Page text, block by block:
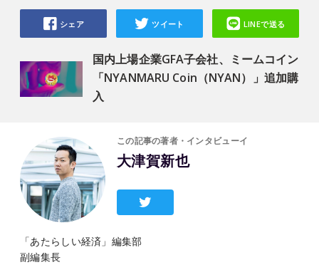
国内上場企業GFA子会社、ミームコイン
「NYANMARU Coin（NYAN）」追加購
入
シェア ツイート LINEで送る
この記事の著者・インタビューイ
大津賀新也
「あたらしい経済」編集部
副編集長